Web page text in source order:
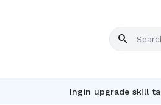
search
Ingin upgrade skill tanpa ribet?